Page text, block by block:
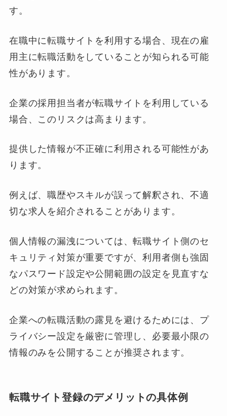
す。
在職中に転職サイトを利用する場合、現在の雇
用主に転職活動をしていることが知られる可能
性があります。
企業の採用担当者が転職サイトを利用している
場合、このリスクは高まります。
提供した情報が不正確に利用される可能性があ
ります。
例えば、職歴やスキルが誤って解釈され、不適
切な求人を紹介されることがあります。
個人情報の漏洩については、転職サイト側のセ
キュリティ対策が重要ですが、利用者側も強固
なパスワード設定や公開範囲の設定を見直すな
どの対策が求められます。
企業への転職活動の露見を避けるためには、プ
ライバシー設定を厳密に管理し、必要最小限の
情報のみを公開することが推奨されます。
転職サイト登録のデメリットの具体例